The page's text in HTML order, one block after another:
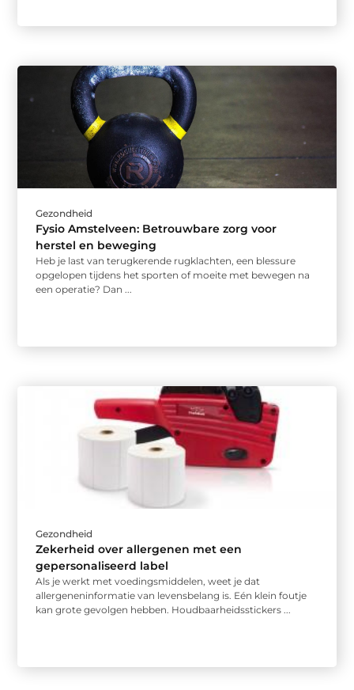
Gezondheid
Fysio Amstelveen: Betrouwbare zorg voor
herstel en beweging
Heb je last van terugkerende rugklachten, een blessure
opgelopen tijdens het sporten of moeite met bewegen na
een operatie? Dan ...
Gezondheid
Zekerheid over allergenen met een
gepersonaliseerd label
Als je werkt met voedingsmiddelen, weet je dat
allergeneninformatie van levensbelang is. Eén klein foutje
kan grote gevolgen hebben. Houdbaarheidsstickers ...